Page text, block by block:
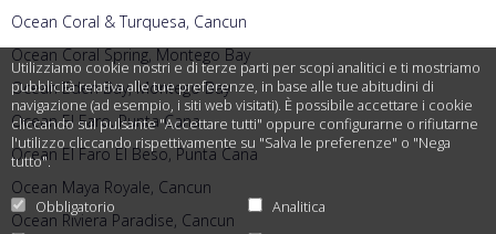
Utilizziamo cookie nostri e di terze parti per scopi analitici e ti mostriamo
pubblicità relativa alle tue preferenze, in base alle tue abitudini di
navigazione (ad esempio, i siti web visitati). È possibile accettare i cookie
cliccando sul pulsante "Accettare tutti" oppure configurarne o rifiutarne
l'utilizzo cliccando rispettivamente su "Salva le preferenze" o "Nega
tutto".
Obbligatorio
Analitica
Ocean Coral & Turquesa, Cancun
Ocean Coral Spring, Montego Bay
Ocean Eden Bay, Montego Bay
Ocean El Faro, Punta Cana
Ocean El Faro El Beso, Punta Cana
Ocean Maya Royale, Cancun
Ocean Riviera Paradise, Cancun